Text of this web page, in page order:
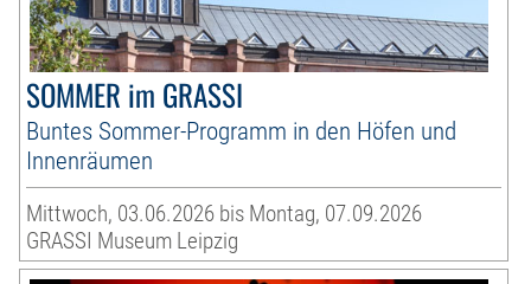
SOMMER im GRASSI
Buntes Sommer-Programm in den Höfen und
Innenräumen
Mittwoch, 03.06.2026 bis Montag, 07.09.2026
GRASSI Museum Leipzig